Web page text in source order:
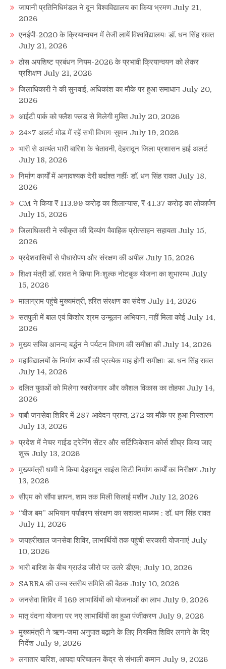
जापानी प्रतिनिधिमंडल ने दून विश्वविद्यालय का किया भ्रमण July 21,
2026
एनईपी-2020 के क्रियान्वयन में तेजी लायें विश्वविद्यालयः डॉ. धन सिंह रावत
July 21, 2026
ठोस अपशिष्ट प्रबंधन नियम-2026 के प्रभावी क्रियान्वयन को लेकर
प्रशिक्षण July 21, 2026
जिलाधिकारी ने की सुनवाई, अधिकांश का मौके पर हुआ समाधान July 20,
2026
आईटी पार्क को फ्लैश फ्लड से मिलेगी मुक्ति July 20, 2026
24×7 अलर्ट मोड में रहें सभी विभाग-सुमन July 19, 2026
भारी से अत्यंत भारी बारिश के चेतावनी, देहरादून जिला प्रशासन हाई अलर्ट
July 18, 2026
निर्माण कार्यों में अनावश्यक देरी बर्दाश्त नहींः डाॅ. धन सिंह रावत July 18,
2026
CM ने किया ₹ 113.99 करोड़ का शिलान्यास, ₹ 41.37 करोड़ का लोकार्पण
July 15, 2026
जिलाधिकारी ने स्वीकृत की दिव्यांग वैवाहिक प्रोत्साहन सहायता July 15,
2026
प्रदेशवासियों से पौधारोपण और संरक्षण की अपील July 15, 2026
शिक्षा मंत्री डाॅ. रावत ने किया निःशुल्क नोटबुक योजना का शुभारम्भ July
15, 2026
मालाग्राम पहुंचे मुख्यमंत्री, हरित संरक्षण का संदेश July 14, 2026
सतपुली में बाल एवं किशोर श्रम उन्मूलन अभियान, नहीं मिला कोई July 14,
2026
मुख्य सचिव आनन्द बर्द्धन ने पर्यटन विभाग की समीक्षा की July 14, 2026
महाविद्यालयों के निर्माण कार्यों की प्रत्येक माह होगी समीक्षाः डा. धन सिंह रावत
July 14, 2026
दलित युवाओं को मिलेगा स्वरोजगार और कौशल विकास का तोहफा July 14,
2026
पाबौ जनसेवा शिविर में 287 आवेदन प्राप्त, 272 का मौके पर हुआ निस्तारण
July 13, 2026
प्रदेश में नेचर गाईड ट्रेनिंग सेंटर और सर्टिफिकेशन कोर्स शीघ्र किया जाए
शुरू July 13, 2026
मुख्यमंत्री धामी ने किया देहरादून साइंस सिटी निर्माण कार्यों का निरीक्षण July
13, 2026
सीएम को सौंपा ज्ञापन, शाम तक मिली सिलाई मशीन July 12, 2026
“बीज बम” अभियान पर्यावरण संरक्षण का सशक्त माध्यम : डॉ. धन सिंह रावत
July 11, 2026
जयहरीखाल जनसेवा शिविर, लाभार्थियों तक पहुंचीं सरकारी योजनाएं July
10, 2026
भारी बारिश के बीच ग्राउंड जीरो पर उतरे डीएम; July 10, 2026
SARRA की उच्च स्तरीय समिति की बैठक July 10, 2026
जनसेवा शिविर में 169 लाभार्थियों को योजनाओं का लाभ July 9, 2026
मातृ वंदना योजना पर नए लाभार्थियों का हुआ पंजीकरण July 9, 2026
मुख्यमंत्री ने ऋण-जमा अनुपात बढ़ाने के लिए नियमित शिविर लगाने के दिए
निर्देश July 9, 2026
लगातार बारिश, आपदा परिचालन केंद्र से संभाली कमान July 9, 2026